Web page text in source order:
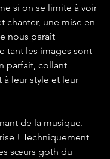
si on se limite à voir
chanter, une mise en
nous paraît
tant les images sont
parfait, collant
leur style et leur
! Techniquement
sœurs goth du